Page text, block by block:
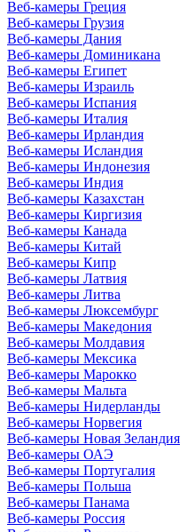
Веб-камеры Греция
Веб-камеры Грузия
Веб-камеры Дания
Веб-камеры Доминикана
Веб-камеры Египет
Веб-камеры Израиль
Веб-камеры Испания
Веб-камеры Италия
Веб-камеры Ирландия
Веб-камеры Исландия
Веб-камеры Индонезия
Веб-камеры Индия
Веб-камеры Казахстан
Веб-камеры Киргизия
Веб-камеры Канада
Веб-камеры Китай
Веб-камеры Кипр
Веб-камеры Латвия
Веб-камеры Литва
Веб-камеры Люксембург
Веб-камеры Македония
Веб-камеры Молдавия
Веб-камеры Мексика
Веб-камеры Марокко
Веб-камеры Мальта
Веб-камеры Нидерланды
Веб-камеры Норвегия
Веб-камеры Новая Зеландия
Веб-камеры ОАЭ
Веб-камеры Португалия
Веб-камеры Польша
Веб-камеры Панама
Веб-камеры Россия